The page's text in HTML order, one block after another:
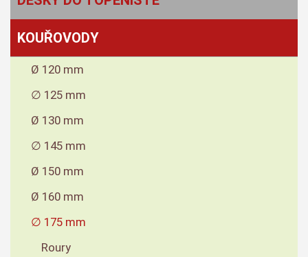
KOUŘOVODY
Ø 120 mm
∅ 125 mm
Ø 130 mm
∅ 145 mm
Ø 150 mm
Ø 160 mm
∅ 175 mm
Roury